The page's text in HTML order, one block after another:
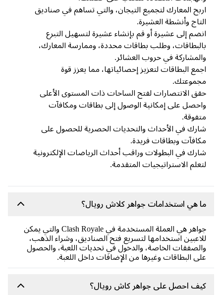
المعارك لتجميع التيجان، والتي تساهم في صناديق
وأنشطة العشيرة.
إلى عشيرة أو قم بإنشاء عشيرة لتسهيل التبرع
وطلب بطاقات محددة، وممارسة المعارك،
في حروب العشائر.
البطاقات لتعزيز إحصائياتها، مما يعزز قوة
الانتصارات لفتح الساحات ذات المستوى الأعلى
على إمكانية الوصول إلى بطاقات ومكافآت
في الأحداث والتحديات الحصرية للحصول على
وبطاقات فريدة.
في البطولات وراقب أحداث الرياضات الإلكترونية
الاستراتيجيات المتقدمة.
هي استخدامات جواهر كلاش رويال؟
جواهر هي العملة المستخدمة في Clash Royale والتي يمكن
استخدامها لتسريع فتح الصناديق، وشراء الذهب،
الخاصة، والدخول في تحديات اللعبة، والحصول
البطاقات وغيرها من الإضافات داخل اللعبة.
احصل على جواهر كاش رويال؟